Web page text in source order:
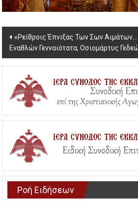
Post
navigation
«Ρείθροις Έπνιξας Των Σων
Εναθλών Γενναιότατα, Οσιομάρτυς
Ροή Ειδήσεων